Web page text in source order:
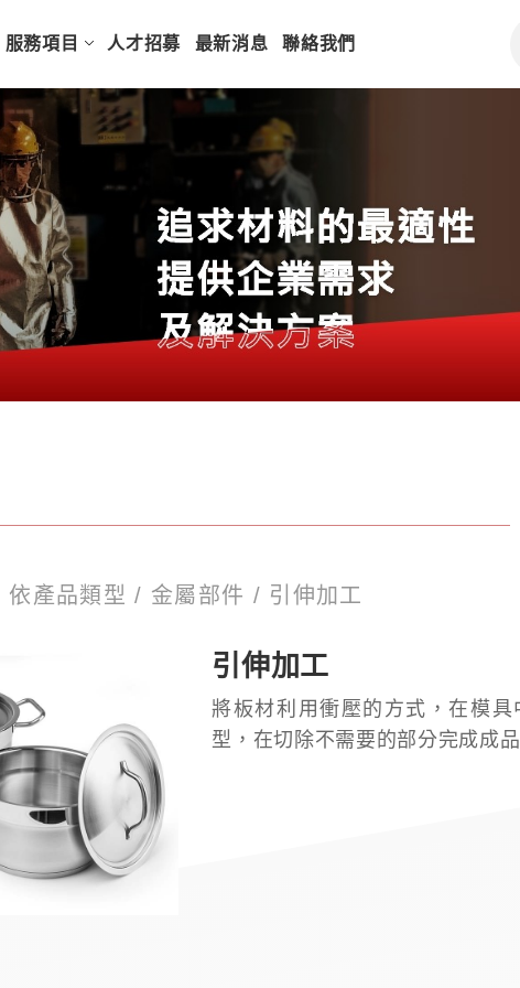
服務項目 人才招募 最新消息 聯絡我們
依產品類型/ 金屬部件 / 引伸加工
引伸加工
將板材利用衝壓的方式，在模
型，在切除不需要的部分完成成品